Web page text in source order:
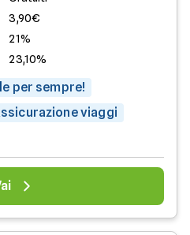
3,90€
21%
23,10%
per sempre!
viaggi